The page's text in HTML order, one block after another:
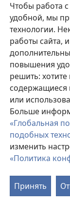
Чтобы работа
удобной, мы
технологии.
работы сайта,
повышения
решить:
содержащиеся
или
Больше
«Глобальная
подобных
изменить
«Политика
Принять
в
новом
окне)
ОНЛАЙН-
(открывается
новом
окне)
JW Hub®
(открывается
в
новом
окне)
JW Library ®
Watchtower
Copyright© 2026